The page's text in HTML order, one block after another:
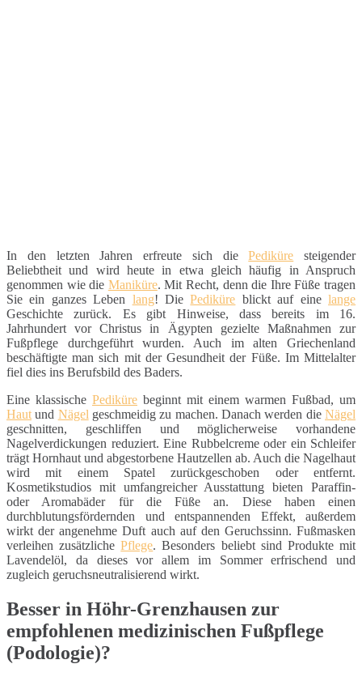
In den letzten Jahren erfreute sich diePediküre steigender
Beliebtheit und wird heute in etwa gleich häufig in Anspruch
genommen wie die Maniküre. Mit Recht, denn die Ihre Füße tragen
Sie ein ganzes Leben lang! DiePediküre blickt auf einelange
Geschichte zurück. Es gibt Hinweise, dass bereits im 16.
Jahrhundert vor Christus in Ägypten gezielte Maßnahmen zur
Fußpflege durchgeführt wurden. Auch im alten Griechenland
beschäftigte man sich mit der Gesundheit der Füße. Im Mittelalter
fiel dies ins Berufsbild des Baders.
Eine klassische Pediküre beginnt mit einem warmen Fußbad, um
Haut und Nägel geschmeidig zu machen. Danach werden dieNägel
geschnitten, geschliffen und möglicherweise vorhandene
Nagelverdickungen reduziert. Eine Rubbelcreme oder ein Schleifer
trägt Hornhaut und abgestorbene Hautzellen ab. Auch die Nagelhaut
wird mit einem Spatel zurückgeschoben oder entfernt.
Kosmetikstudios mit umfangreicher Ausstattung bieten Paraffin-
oder Aromabäder für die Füße an. Diese haben einen
durchblutungsfördernden und entspannenden Effekt, außerdem
wirkt der angenehme Duft auch auf den Geruchssinn. Fußmasken
verleihen zusätzlichePflege. Besonders beliebt sind Produkte mit
Lavendelöl, da dieses vor allem im Sommer erfrischend und
zugleich geruchsneutralisierend wirkt.
Besser in Höhr-Grenzhausen zur
empfohlenen medizinischen Fußpflege
(Podologie)?